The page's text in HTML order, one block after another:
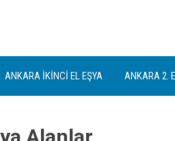
ANKARA İKINCI EL EŞYA ANKARA 2.